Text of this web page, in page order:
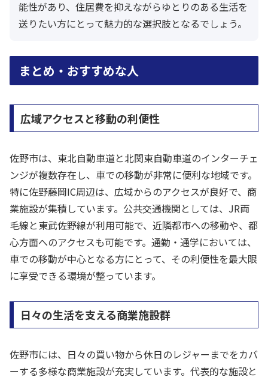
能性があり、住居費を抑えながらゆとりのある生活を
送りたい方にとって魅力的な選択肢となるでしょう。
まとめ・おすすめな人
広域アクセスと移動の利便性
佐野市は、東北自動車道と北関東自動車道のインターチェ
ンジが複数存在し、車での移動が非常に便利な地域です。
特に佐野藤岡IC周辺は、広域からのアクセスが良好で、商
業施設が集積しています。公共交通機関としては、JR両
毛線と東武佐野線が利用可能で、近隣都市への移動や、都
心方面へのアクセスも可能です。通勤・通学においては、
車での移動が中心となる方にとって、その利便性を最大限
に享受できる環境が整っています。
日々の生活を支える商業施設群
佐野市には、日々の買い物から休日のレジャーまでをカバ
ーする多様な商業施設が充実しています。代表的な施設と